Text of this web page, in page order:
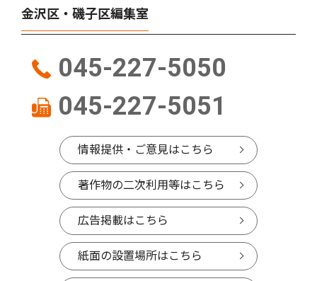
金沢区・磯子区編集室
045-227-5050
045-227-5051
情報提供・ご意見はこちら
著作物の二次利用等はこちら
広告掲載はこちら
紙面の設置場所はこちら